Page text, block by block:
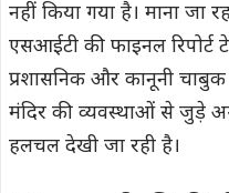
नहीं किया गया है। माना जा
एसआईटी की फाइनल
प्रशासनिक और कानूनी
मंदिर की व्यवस्थाओं से जुड़े
हलचल देखी जा रही है।